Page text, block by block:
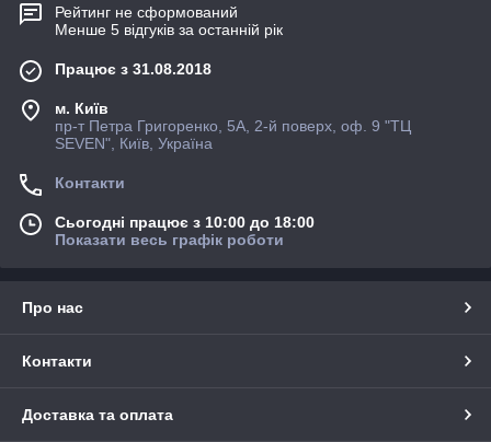
Рейтинг не сформований
Менше 5 відгуків за останній рік
Працює з 31.08.2018
м. Київ
пр-т Петра Григоренко, 5А, 2-й поверх, оф. 9 "ТЦ
SEVEN", Київ, Україна
Контакти
Сьогодні працює з 10:00 до 18:00
Показати весь графік роботи
Про нас
Контакти
Доставка та оплата